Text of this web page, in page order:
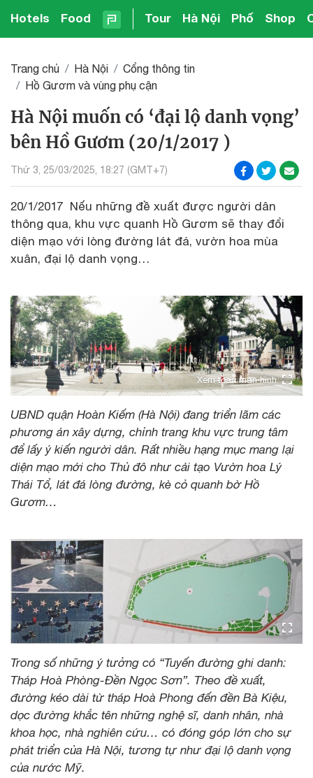
Hotels Food Tour Hà Nội Phố Shop
Trang chủ Hà Nội
Cổng thông tin
Hồ Gươm và vùng phụ cận
Hà Nội muốn có ‘đại lộ danh vọng’
bên Hồ Gươm (20/1/2017 )
Thứ 3, 25/03/2025, 18:27 (GMT+7)
20/1/2017 Nếu những đề xuất được người dân
thông qua, khu vực quanh Hồ Gươm sẽ thay đổi
diện mạo với lòng đường lát đá, vườn hoa mùa
xuân, đại lộ danh vọng…
Xem toàn màn hình
UBND quận Hoàn Kiếm (Hà Nội) đang triển lãm các
phương án xây dựng, chỉnh trang khu vực trung tâm
để lấy ý kiến người dân. Rất nhiều hạng mục mang lại
diện mạo mới cho Thủ đô như cải tạo Vườn hoa Lý
Thái Tổ, lát đá lòng đường, kè cỏ quanh bờ Hồ
Gươm…
Trong số những ý tưởng có “Tuyến đường ghi danh:
Tháp Hoà Phòng-Đền Ngọc Sơn”. Theo đề xuất,
đường kéo dài từ tháp Hoà Phong đến đền Bà Kiệu,
dọc đường khắc tên những nghệ sĩ, danh nhân, nhà
khoa học, nhà nghiên cứu… có đóng góp lớn cho sự
phát triển của Hà Nội, tương tự như đại lộ danh vọng
của nước Mỹ.